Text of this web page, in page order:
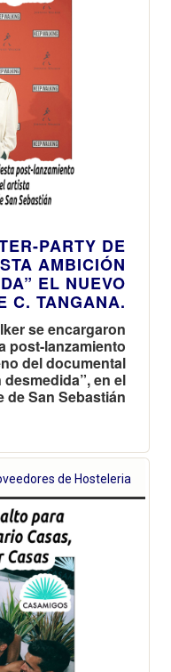
PARTY DE
AMBICIÓN
EL NUEVO
C. TANGANA.
se encargaron
post-lanzamiento
del documental
en el
de San Sebastián
de Hosteleria